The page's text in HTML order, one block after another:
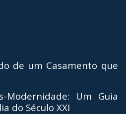
de um Casamento que
Modernidade: Um Guia
do Século XXI